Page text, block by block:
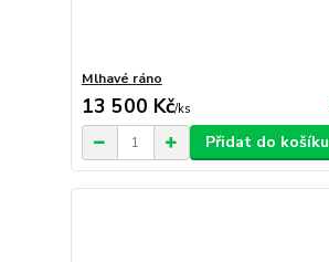
Mlhavé ráno
13 500 Kč/ks
Přidat do košíku